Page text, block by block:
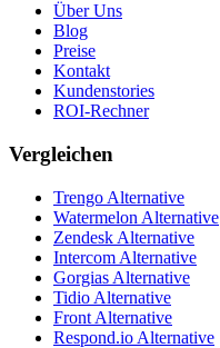
Über Uns
Blog
Preise
Kontakt
Kundenstories
ROI-Rechner
Vergleichen
Trengo Alternative
Watermelon Alternative
Zendesk Alternative
Intercom Alternative
Gorgias Alternative
Tidio Alternative
Front Alternative
Respond.io Alternative